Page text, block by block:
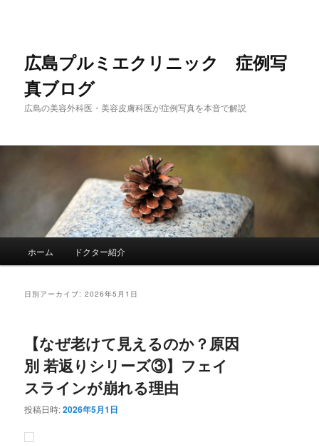
移
動
広島プルミエクリニック 症例写
真ブログ
広島の美容外科医・美容皮膚科医が症例写真を本音で解説
ホーム ドクター紹介
日別アーカイブ:2026年5月1日
【なぜ老けて見えるのか？原因
別 若返りシリーズ③】フェイ
スラインが崩れる理由
投稿日時:2026年5月1日